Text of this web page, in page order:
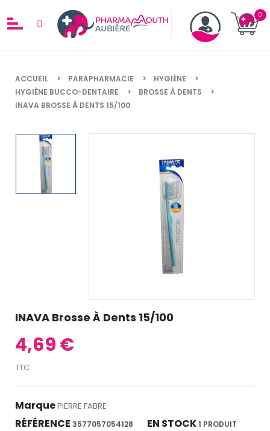
ACCUEIL PARAPHARMACIE
HYGIÈNE
HYGIÈNE BUCCO-DENTAIRE
BROSSE À DENTS
INAVA BROSSE À DENTS 15/100
INAVA Brosse À Dents 15/100
4,69 €
TTC
MarquePIERRE FABRE
RÉFÉRENCE 3577057054128 EN STOCK1 PRODUIT